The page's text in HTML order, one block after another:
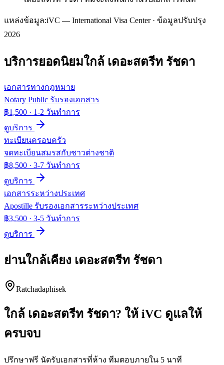
แหล่งข้อมูล:iVC — International Visa Center · ข้อมูลปรับปรุง
2026
บริการยอดนิยมใกล้ เดอะสตรีท รัชดา
เอกสารทางกฎหมาย
Notary Public รับรองเอกสาร
฿1,500 · 1-2 วันทำการ
ดูบริการ
ทะเบียนครอบครัว
จดทะเบียนสมรสกับชาวต่างชาติ
฿8,500 · 3-7 วันทำการ
ดูบริการ
เอกสารระหว่างประเทศ
Apostille รับรองเอกสารระหว่างประเทศ
฿3,500 · 3-5 วันทำการ
ดูบริการ
ย่านใกล้เคียง เดอะสตรีท รัชดา
Ratchadaphisek
ใกล้ เดอะสตรีท รัชดา? ให้ iVC ดูแลให้
ครบจบ
ปรึกษาฟรี นัดรับเอกสารที่ห้าง ทีมตอบภายใน 5 นาที